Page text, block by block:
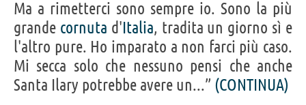
Ma a rimetterci sono sempre io. Sono la più
grande cornuta d'Italia, tradita un giorno sì e
l'altro pure. Ho imparato a non farci più caso.
Mi secca solo che nessuno pensi che anche
Santa Ilary potrebbe avere un...” (CONTINUA)